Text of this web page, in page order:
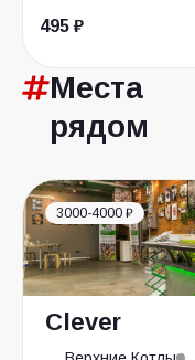
495 ₽
Места
рядом
3000-4000 ₽
Clever